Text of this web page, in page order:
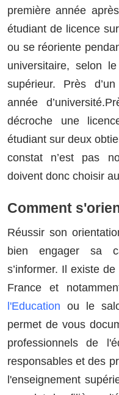
première année
étudiant de licence
ou se réoriente
universitaire, selon
supérieur. Près
année
décroche une
étudiant sur deux
constat n’est pas
doivent donc choisir
Comment
Réussir son
bien engager sa
s’informer. Il existe de
France et
l'Education ou le
permet de vous
professionnels de
responsables et des
l'enseignement